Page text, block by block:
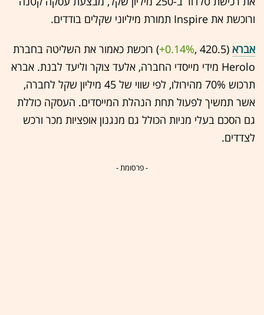
ורוכשת את Inspire תמורת מיליוני שקלים בודדים.
אברא (420.5 ,‎
+0.14%‏) רוכשת כאמור את השליטה בחברת
Herolo מידי מייסדי החברה, אלעד צוקר וליעד לבנת. אברא
תרכוש 70% מהירולו, לפי שווי של 45 מיליון שקל לחברה,
אשר תמשיך לפעול תחת הנהלת המייסדים. העסקה כוללת
גם הסכם בעלי מניות הכולל גם מנגנון אופציות מכר ורכש
לצדדים.
- פרסומת -